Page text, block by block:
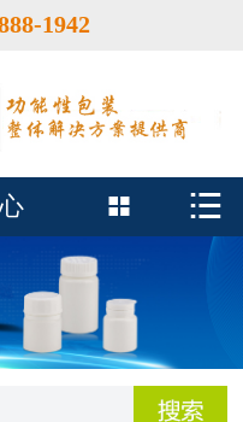
 首页
产品中心
泡腾片瓶
鑫富达资质
行业动态
1942
 